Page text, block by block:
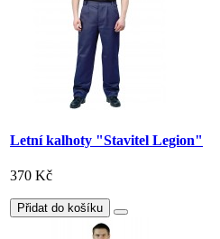
Letní kalhoty "Stavitel Legion"
370 Kč
Přidat do košíku